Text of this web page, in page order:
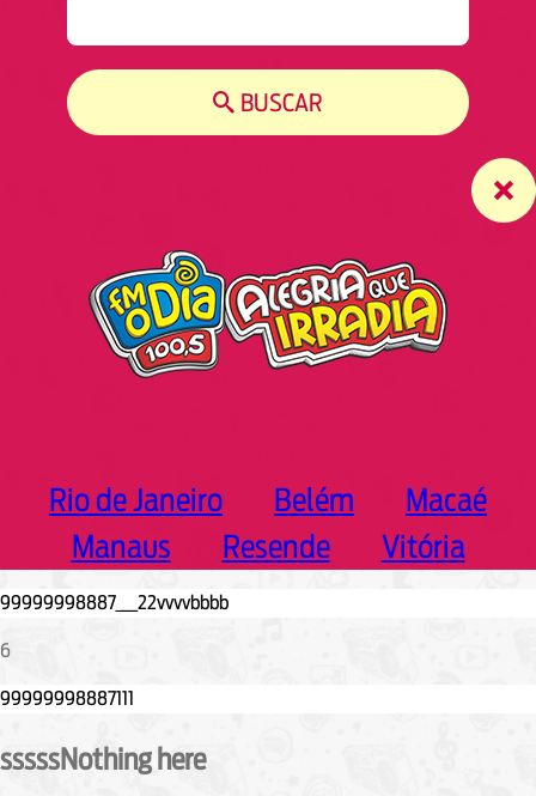
BUSCAR
Rio de Janeiro Belém
Macaé
Manaus
Resende Vitória
6
sssssNothing here